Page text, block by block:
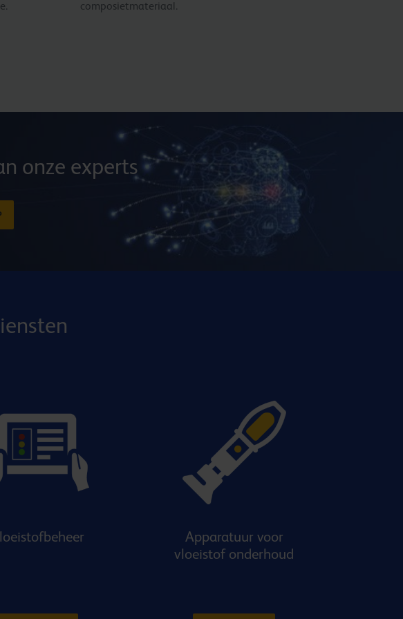
composietmateriaal.
onze experts
Apparatuur voor
vloeistof onderhoud